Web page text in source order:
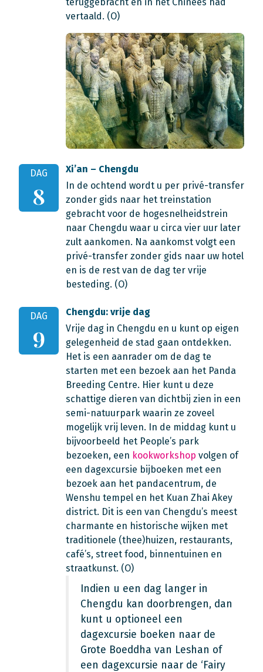
teruggebracht en in het Chinees had
vertaald. (O)
DAG
8
Xi’an – Chengdu
In de ochtend wordt u per privé-transfer
zonder gids naar het treinstation
gebracht voor de hogesnelheidstrein
naar Chengdu waar u circa vier uur later
zult aankomen. Na aankomst volgt een
privé-transfer zonder gids naar uw hotel
en is de rest van de dag ter vrije
besteding. (O)
DAG
9
Chengdu: vrije dag
Vrije dag in Chengdu en u kunt op eigen
gelegenheid de stad gaan ontdekken.
Het is een aanrader om de dag te
starten met een bezoek aan het Panda
Breeding Centre. Hier kunt u deze
schattige dieren van dichtbij zien in een
semi-natuurpark waarin ze zoveel
mogelijk vrij leven. In de middag kunt u
bijvoorbeeld het People’s park
bezoeken, een kookworkshop volgen of
een dagexcursie bijboeken met een
bezoek aan het pandacentrum, de
Wenshu tempel en het Kuan Zhai Akey
district. Dit is een van Chengdu’s meest
charmante en historische wijken met
traditionele (thee)huizen, restaurants,
café’s, street food, binnentuinen en
straatkunst. (O)
Indien u een dag langer in
Chengdu kan doorbrengen, dan
kunt u optioneel een
dagexcursie boeken naar de
Grote Boeddha van Leshan of
een dagexcursie naar de ‘Fairy